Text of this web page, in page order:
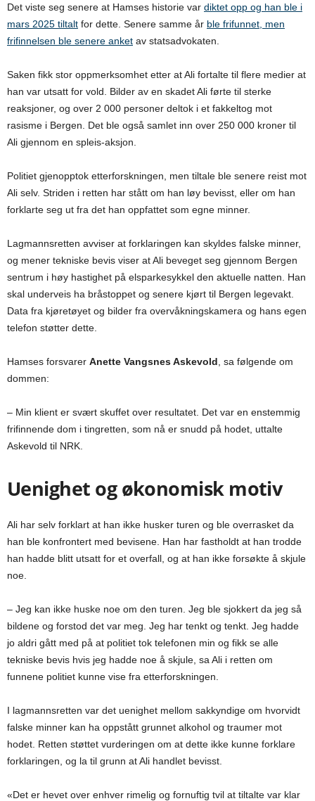
Det viste seg senere at Hamses historie var diktet opp og han ble i
mars 2025 tiltalt for dette. Senere samme år ble frifunnet, men
frifinnelsen ble senere anket av statsadvokaten.
Saken fikk stor oppmerksomhet etter at Ali fortalte til flere medier at
han var utsatt for vold. Bilder av en skadet Ali førte til sterke
reaksjoner, og over 2 000 personer deltok i et fakkeltog mot
rasisme i Bergen. Det ble også samlet inn over 250 000 kroner til
Ali gjennom en spleis-aksjon.
Politiet gjenopptok etterforskningen, men tiltale ble senere reist mot
Ali selv. Striden i retten har stått om han løy bevisst, eller om han
forklarte seg ut fra det han oppfattet som egne minner.
Lagmannsretten avviser at forklaringen kan skyldes falske minner,
og mener tekniske bevis viser at Ali beveget seg gjennom Bergen
sentrum i høy hastighet på elsparkesykkel den aktuelle natten. Han
skal underveis ha bråstoppet og senere kjørt til Bergen legevakt.
Data fra kjøretøyet og bilder fra overvåkningskamera og hans egen
telefon støtter dette.
Hamses forsvarer Anette Vangsnes Askevold , sa følgende om
dommen:
– Min klient er svært skuffet over resultatet. Det var en enstemmig
frifinnende dom i tingretten, som nå er snudd på hodet, uttalte
Askevold til NRK.
Uenighet og økonomisk motiv
Ali har selv forklart at han ikke husker turen og ble overrasket da
han ble konfrontert med bevisene. Han har fastholdt at han trodde
han hadde blitt utsatt for et overfall, og at han ikke forsøkte å skjule
noe.
– Jeg kan ikke huske noe om den turen. Jeg ble sjokkert da jeg så
bildene og forstod det var meg. Jeg har tenkt og tenkt. Jeg hadde
jo aldri gått med på at politiet tok telefonen min og fikk se alle
tekniske bevis hvis jeg hadde noe å skjule, sa Ali i retten om
funnene politiet kunne vise fra etterforskningen.
I lagmannsretten var det uenighet mellom sakkyndige om hvorvidt
falske minner kan ha oppstått grunnet alkohol og traumer mot
hodet. Retten støttet vurderingen om at dette ikke kunne forklare
forklaringen, og la til grunn at Ali handlet bevisst.
«Det er hevet over enhver rimelig og fornuftig tvil at tiltalte var klar